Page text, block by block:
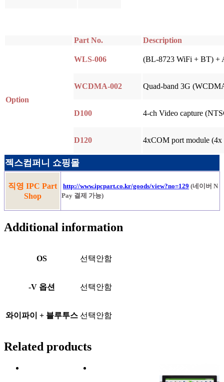
Part No. Description
Option
WLS-006 (BL-8723 WiFi + BT) +
WCDMA-002 Quad-band 3G
D100 4-ch Video capture
D120 4xCOM port module (4x
젝스컴퍼니 쇼핑몰
직영 IPC Part
Shop
http://www.ipcpart.co.kr/goods/view?no=129 (네이버 N
Pay 결제 가능)
Additional information
OS 선택안함
-V 옵션 선택안함
와이파이 + 블루투스 선택안함
Related products